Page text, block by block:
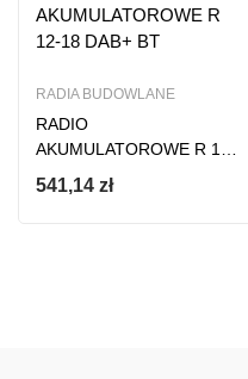
RADIA BUDOWLANE
RADIO
AKUMULATOROWE R 12-
18 DAB+ BT
541,14 zł